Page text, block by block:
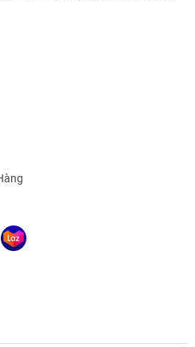
Nối Mềm Nhôm Đường Kính
)